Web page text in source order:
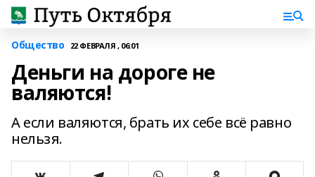
Общество 22 ФЕВРАЛЯ , 06:01
Деньги на дороге не
валяются!
А если валяются, брать их себе всё равно
нельзя.